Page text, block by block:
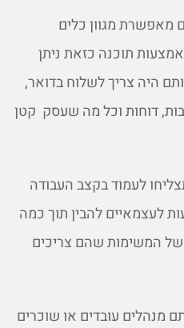
מאפשרת מגוון כלים
תוכנה כזאת ניתן
היה צריך לשלוח בדואר,
דוחות וכל מה שעסק קטן
לעמוד בקצב העבודה
לעצמאיים להבין תוך כמה
המשימות שהם צריכים
עובדים או שוכרים